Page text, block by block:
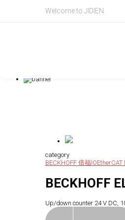
BECKHOFF,EL1502Welcome to JIDIEN
category
BECKHOFF 倍福IO
BECKHOFF
Up/down counter 24 V DC,